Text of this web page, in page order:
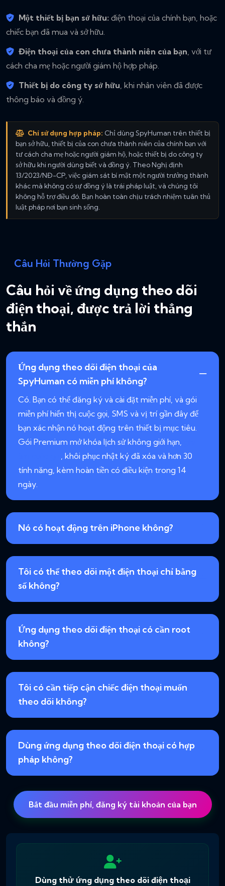
Một thiết bị bạn sở hữu: điện thoại của chính bạn, hoặc
chiếc bạn đã mua và sở hữu.
Điện thoại của con chưa thành niên của bạn, với tư
cách cha mẹ hoặc người giám hộ hợp pháp.
Thiết bị do công ty sở hữu, khi nhân viên đã được
thông báo và đồng ý.
Chỉ sử dụng hợp pháp: Chỉ dùng SpyHuman trên thiết bị
bạn sở hữu, thiết bị của con chưa thành niên của chính bạn với
tư cách cha mẹ hoặc người giám hộ, hoặc thiết bị do công ty
sở hữu khi người dùng biết và đồng ý. Theo Nghị định
13/2023/NĐ-CP, việc giám sát bí mật một người trưởng thành
khác mà không có sự đồng ý là trái pháp luật, và chúng tôi
không hỗ trợ điều đó. Bạn hoàn toàn chịu trách nhiệm tuân thủ
luật pháp nơi bạn sinh sống.
Câu Hỏi Thường Gặp
Câu hỏi về ứng dụng theo dõi
điện thoại, được trả lời thẳng
thắn
Ứng dụng theo dõi điện thoại của
SpyHuman có miễn phí không?
Có. Bạn có thể đăng ký và cài đặt miễn phí, và gói
miễn phí hiển thị cuộc gọi, SMS và vị trí gần đây để
bạn xác nhận nó hoạt động trên thiết bị mục tiêu.
Gói Premium mở khóa lịch sử không giới hạn,
, khôi phục nhật ký đã xóa và hơn 30
tính năng, kèm hoàn tiền có điều kiện trong 14
ngày.
Nó có hoạt động trên iPhone không?
Tôi có thể theo dõi một điện thoại chỉ bằng
số không?
Ứng dụng theo dõi điện thoại có cần root
không?
Tôi có cần tiếp cận chiếc điện thoại muốn
theo dõi không?
Dùng ứng dụng theo dõi điện thoại có hợp
pháp không?
Bắt đầu miễn phí, đăng ký tài khoản của bạn
Dùng thử ứng dụng theo dõi điện thoại